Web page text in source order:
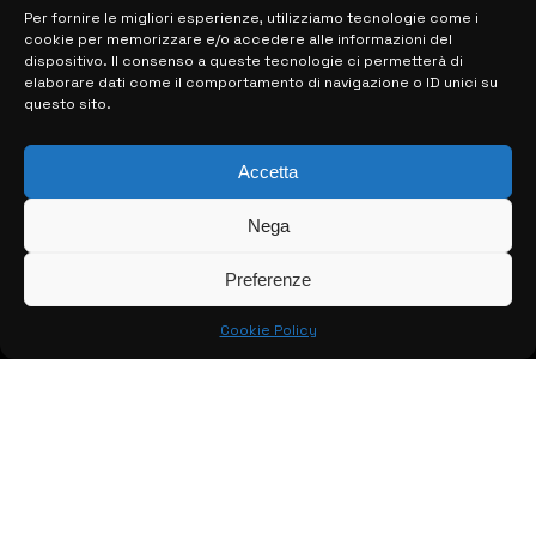
Per fornire le migliori esperienze, utilizziamo tecnologie come i
cookie per memorizzare e/o accedere alle informazioni del
dispositivo. Il consenso a queste tecnologie ci permetterà di
elaborare dati come il comportamento di navigazione o ID unici su
questo sito.
Accetta
Nega
Preferenze
Cookie Policy
MAPPA DEL SITO
> NOTIZIE
> CONTATTI